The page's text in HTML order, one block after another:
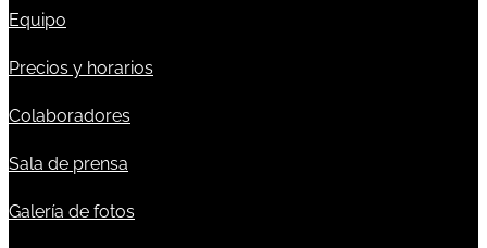
Equipo
Precios y horarios
Colaboradores
Sala de prensa
Galería de fotos